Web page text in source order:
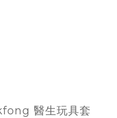
醫生玩具套